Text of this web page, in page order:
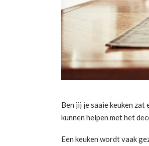
Ben jij je saaie keuken
kunnen helpen met het
Een keuken wordt vaak